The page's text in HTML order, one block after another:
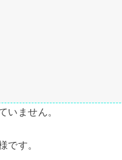
いません。
です。